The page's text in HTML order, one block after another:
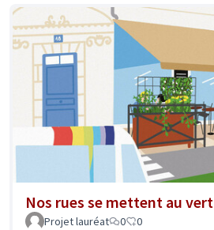
Nos rues se mettent au vert
Projet lauréat 0 0